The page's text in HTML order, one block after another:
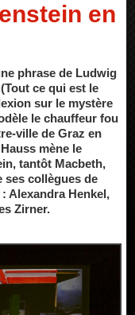
en
phrase de Ludwig
ce qui est le
sur le mystère
le chauffeur fou
ville de Graz en
mène le
tantôt Macbeth,
ses collègues de
Alexandra Henkel,
Zirner.